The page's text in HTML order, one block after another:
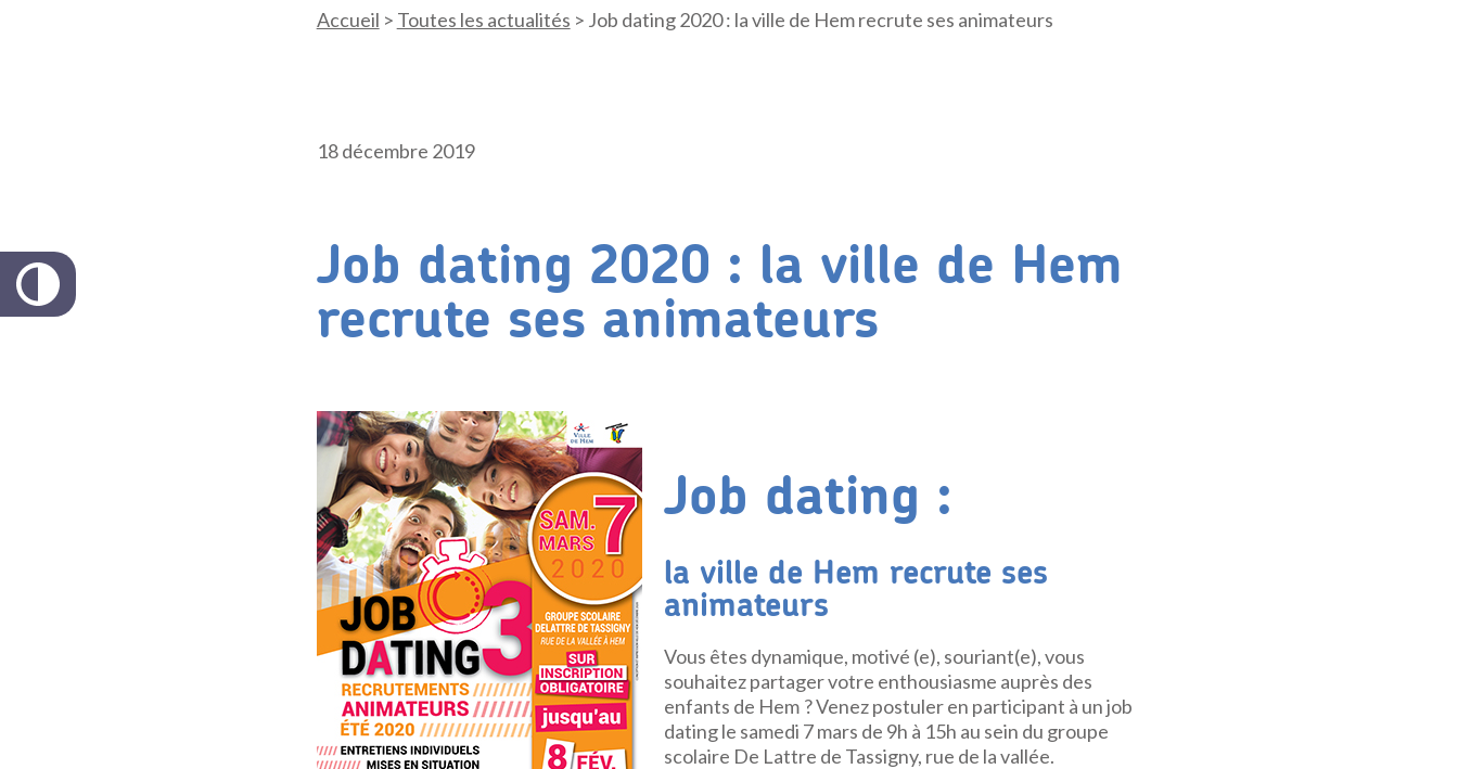
Accueil > Toutes les actualités > Job dating 2020 : la ville de Hem recrute ses animateurs
18 décembre 2019
Job dating 2020 : la ville de Hem
recrute ses animateurs
Job dating :
la ville de Hem recrute ses
animateurs
Vous êtes dynamique, motivé (e), souriant(e), vous
souhaitez partager votre enthousiasme auprès des
enfants de Hem ? Venez postuler en participant à un job
dating le samedi 7 mars de 9h à 15h au sein du groupe
scolaire De Lattre de Tassigny, rue de la vallée.